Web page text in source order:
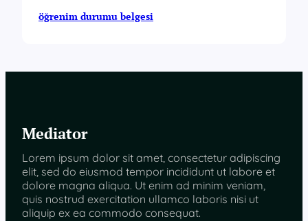
öğrenim durumu belgesi
Mediator
Lorem ipsum dolor sit amet, consectetur adipiscing
elit, sed do eiusmod tempor incididunt ut labore et
dolore magna aliqua. Ut enim ad minim veniam,
quis nostrud exercitation ullamco laboris nisi ut
aliquip ex ea commodo consequat.